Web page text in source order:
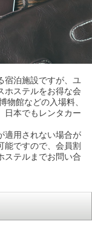
宿泊施設ですが、ユ
ホステルをお得な会
物館などの入場料、
日本でもレンタカー
適用されない場合が
能ですので、会員割
ステルまでお問い合